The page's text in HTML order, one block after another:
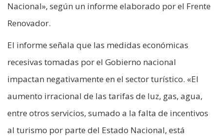
Nacional», según un informe elaborado por el Frente
Renovador.
El informe señala que las medidas económicas
recesivas tomadas por el Gobierno nacional
impactan negativamente en el sector turístico. «El
aumento irracional de las tarifas de luz, gas, agua,
entre otros servicios, sumado a la falta de incentivos
al turismo por parte del Estado Nacional, está